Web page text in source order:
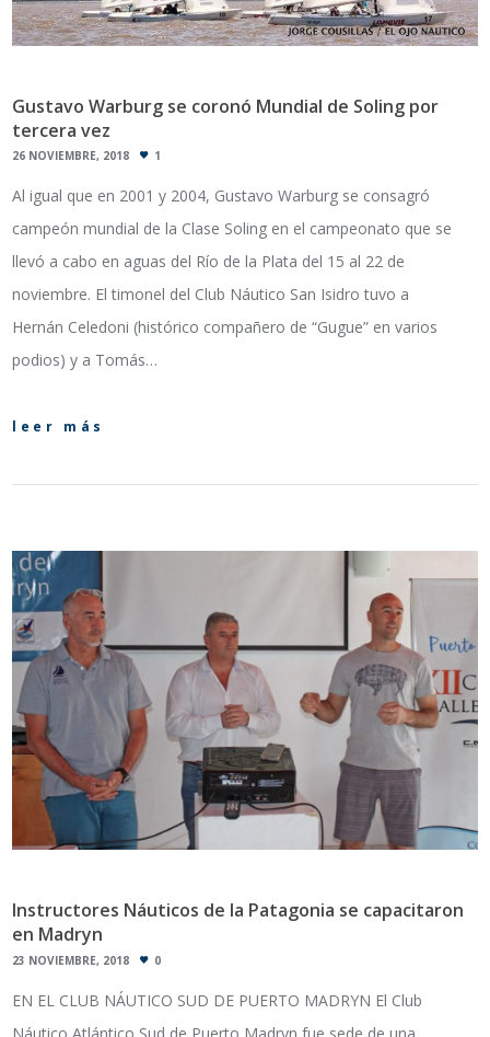
Gustavo Warburg se coronó Mundial de Soling por
tercera vez
26 NOVIEMBRE, 2018 1
Al igual que en 2001 y 2004, Gustavo Warburg se consagró
campeón mundial de la Clase Soling en el campeonato que se
llevó a cabo en aguas del Río de la Plata del 15 al 22 de
noviembre. El timonel del Club Náutico San Isidro tuvo a
Hernán Celedoni (histórico compañero de “Gugue” en varios
podios) y a Tomás…
leer más
Instructores Náuticos de la Patagonia se capacitaron
en Madryn
23 NOVIEMBRE, 2018 0
EN EL CLUB NÁUTICO SUD DE PUERTO MADRYN El Club
Náutico Atlántico Sud de Puerto Madryn fue sede de una